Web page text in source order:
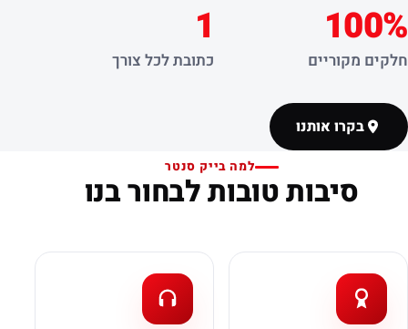
100%
חלקים מקוריים
1
כתובת לכל צורך
בקרו אותנו
למה בייק סנטר
סיבות טובות לבחור בנו